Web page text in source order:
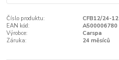
Číslo produktu:
CFB12/24-12
EAN kód:
A500006780
Výrobce:
Carspa
Záruka:
24 měsíců